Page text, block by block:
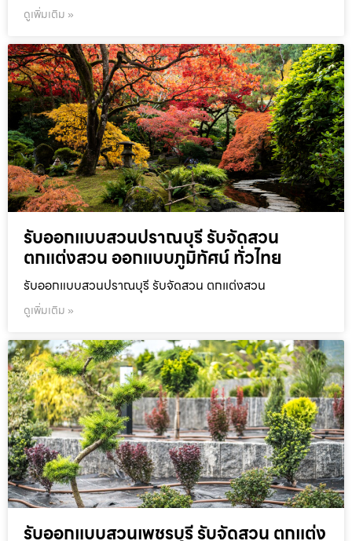
ดูเพิ่มเติม »
รับออกแบบสวนปราณบุรี รับจัดสวน
ตกแต่งสวน ออกแบบภูมิทัศน์ ทั่วไทย
รับออกแบบสวนปราณบุรี รับจัดสวน ตกแต่งสวน
ดูเพิ่มเติม »
รับออกแบบสวนเพชรบุรี รับจัดสวน ตกแต่ง